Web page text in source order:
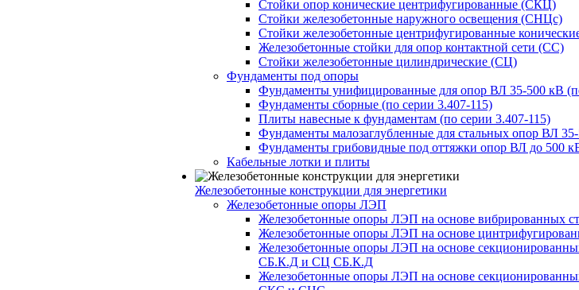
Стойки опор конические центрифугированные (СКЦ)
Стойки железобетонные наружного освещения (СНЦс)
Стойки железобетонные центрифугированные
Железобетонные стойки для опор контактной сети (СС)
Стойки железобетонные цилиндрические (СЦ)
Фундаменты под опоры
Фундаменты унифицированные для опор ВЛ 35-500 кВ
Фундаменты сборные (по серии 3.407-115)
Плиты навесные к фундаментам (по серии 3.407-115)
Фундаменты малозаглубленные для стальных опор ВЛ
Фундаменты грибовидные под оттяжки опор ВЛ до 500
Кабельные лотки и плиты
Железобетонные конструкции для энергетики
Железобетонные опоры ЛЭП
Железобетонные опоры ЛЭП на основе вибрированных
Железобетонные опоры ЛЭП на основе
Железобетонные опоры ЛЭП на основе
СБ.К.Д и СЦ СБ.К.Д
Железобетонные опоры ЛЭП на основе